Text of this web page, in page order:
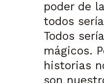
poder de
todos
Todos
mágicos.
historias
son